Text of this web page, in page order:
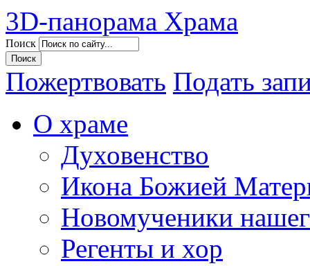
3D-панорама Храма
Поиск
Пожертвовать Подать
О храме
Духовенство
Икона Божией
Новомученики
Регенты и хор